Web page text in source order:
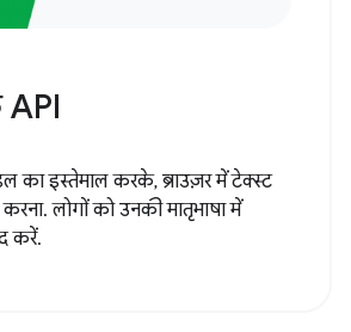
का इस्तेमाल करके, ब्राउज़र में टेक्स्ट
लोगों को उनकी मातृभाषा में
करें.